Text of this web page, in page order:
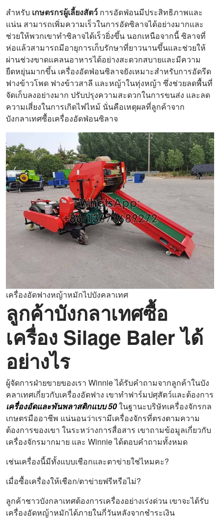
สำหรับ เกษตรกรผู้เลี้ยงสัตว์ การอัดฟ่อนมีประสิทธิภาพและ
แน่น สามารถเพิ่มความเร็วในการอัดซิลาจได้อย่างมากและ
ช่วยให้พวกเขาทำซิลาจได้เร็วยิ่งขึ้น นอกเหนือจากนี้ ซิลาจที่
ห่อแล้วสามารถมีอายุการเก็บรักษาที่ยาวนานขึ้นและช่วยให้
ผ่านช่วงขาดแคลนอาหารได้อย่างสะดวกสบายและมีความ
ยืดหยุ่นมากขึ้น เครื่องอัดฟ่อนซิลาจยังเหมาะสำหรับการอัดรีด
ฟางข้าวโพด ฟางข้าวสาลี และหญ้าในทุ่งหญ้า ซึ่งช่วยลดพื้นที่
จัดเก็บลงอย่างมาก ปรับปรุงความสะดวกในการขนส่ง และลด
ความเสี่ยงในการเกิดไฟไหม้ นั่นคือเหตุผลที่ลูกค้าจาก
บังกลาเทศซื้อเครื่องอัดฟ่อนซิลาจ
เครื่องอัดฟางหญ้าหมักไปบังคลาเทศ
ลูกค้าบังกลาเทศซื้อ
เครื่อง Silage Baler ได้
อย่างไร
ผู้จัดการฝ่ายขายของเรา Winnie ได้รับคำถามจากลูกค้าในบัง
คลาเทศเกี่ยวกับเครื่องอัดฟาง เขาทำฟาร์มปศุสัตว์และต้องการ
เครื่องอัดและพันพลาสติกแบบ 50ในฐานะบริษัทเครื่องจักรกล
เกษตรมืออาชีพ แน่นอนว่าเรามีเครื่องจักรที่ตรงตามความ
ต้องการของเขา ในระหว่างการสื่อสาร เขาถามข้อมูลเกี่ยวกับ
เครื่องจักรมากมาย และ Winnie ได้ตอบคำถามทั้งหมด
เช่นเครื่องนี้มีทั้งแบบเชือกและตาข่ายใช่ไหมคะ?
เมื่อซื้อเครื่องให้เชือก/ตาข่ายฟรีหรือไม่?
ลูกค้าชาวบังกลาเทศต้องการเครื่องอย่างเร่งด่วน เขาจะได้รับ
เครื่องอัดหญ้าหมักได้ภายในกี่วันหลังจากชำระเงิน